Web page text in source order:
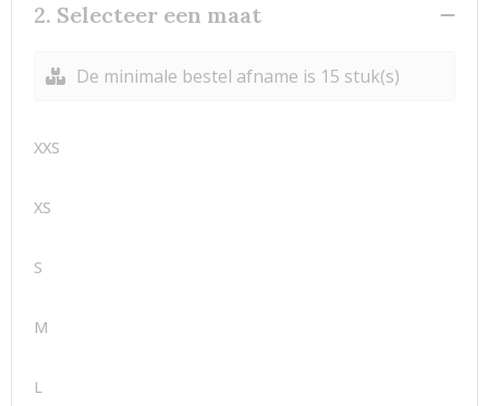
2. Selecteer een maat
De minimale bestel afname is 15 stuk(s)
XXS
XS
S
M
L